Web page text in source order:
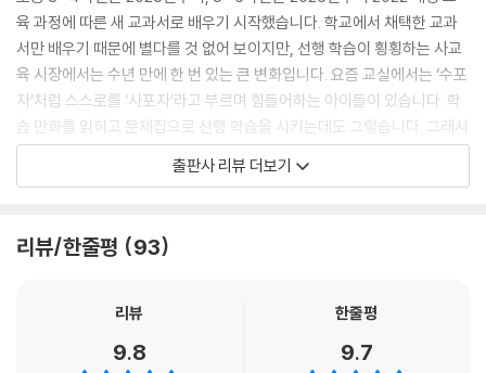
육 과정에 따른 새 교과서로 배우기 시작했습니다. 학교에서 채택한 교과
서만 배우기 때문에 별다를 것 없어 보이지만, 선행 학습이 횡횡하는 사교
육 시장에서는 수년 만에 한 번 있는 큰 변화입니다. 요즘 교실에서는 ‘수포
자’처럼 스스로를 ‘사포자’라고 부르며 힘들어하는 아이들이 있습니다. 학
습 만화를 읽히고 문제집으로 선행 학습을 시키는데도 그렇습니다. 그래서
교과서 개발에 참여한 경험이 있는 이 책의 필자들은 아이들이 어떤 부분
에서 사회 과목을 어려워하는지 고민했습니다.
식 교과를 제대로 이해하기 위해서는 국어나 영어, 수학과는 다른 접근 방
는 다소 시간이 걸리더라도 책을 읽으며 개념어와 배경 설명을 따라 읽는
하는 데 도움이 될 것입니다.
출판사 리뷰 더보기
리뷰/한줄평 93
리뷰
9.8
한줄평
9.7